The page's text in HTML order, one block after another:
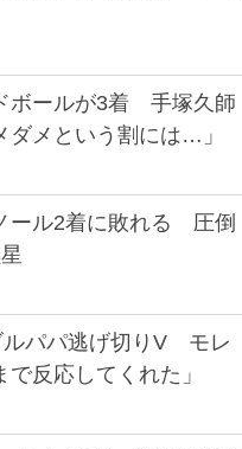
ボールが3着 手塚久師
ダメという割には…」
ール2着に敗れる 圧倒
ルパパ逃げ切りV モレ
反応してくれた」